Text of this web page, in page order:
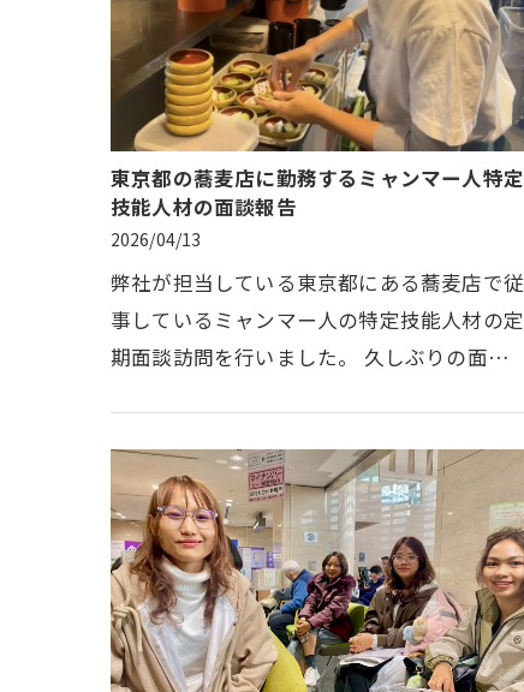
東京都の蕎麦店に勤務するミャンマー人特定
技能人材の面談報告
2026/04/13
弊社が担当している東京都にある蕎麦店で従
事しているミャンマー人の特定技能人材の定
期面談訪問を行いました。 久しぶりの面談